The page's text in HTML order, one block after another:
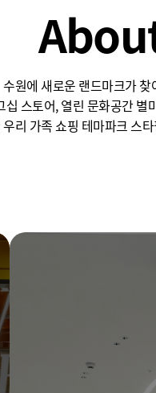
수원에 새로운 랜드마크가 찾
십 스토어, 열린 문화공간 별
리 가족 쇼핑 테마파크 스